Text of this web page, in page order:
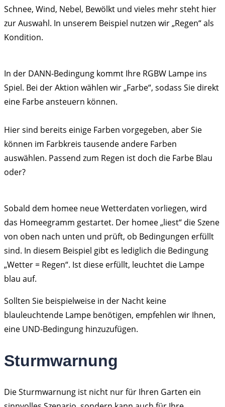
Schnee, Wind, Nebel, Bewölkt und vieles mehr steht hier
zur Auswahl. In unserem Beispiel nutzen wir „Regen“ als
Kondition.
In der DANN-Bedingung kommt Ihre RGBW Lampe ins
Spiel. Bei der Aktion wählen wir „Farbe“, sodass Sie direkt
eine Farbe ansteuern können.
Hier sind bereits einige Farben vorgegeben, aber Sie
können im Farbkreis tausende andere Farben
auswählen. Passend zum Regen ist doch die Farbe Blau
oder?
Sobald dem homee neue Wetterdaten vorliegen, wird
das Homeegramm gestartet. Der homee „liest“ die Szene
von oben nach unten und prüft, ob Bedingungen erfüllt
sind. In diesem Beispiel gibt es lediglich die Bedingung
„Wetter = Regen“. Ist diese erfüllt, leuchtet die Lampe
blau auf.
Sollten Sie beispielweise in der Nacht keine
blauleuchtende Lampe benötigen, empfehlen wir Ihnen,
eine UND-Bedingung hinzuzufügen.
Sturmwarnung
Die Sturmwarnung ist nicht nur für Ihren Garten ein